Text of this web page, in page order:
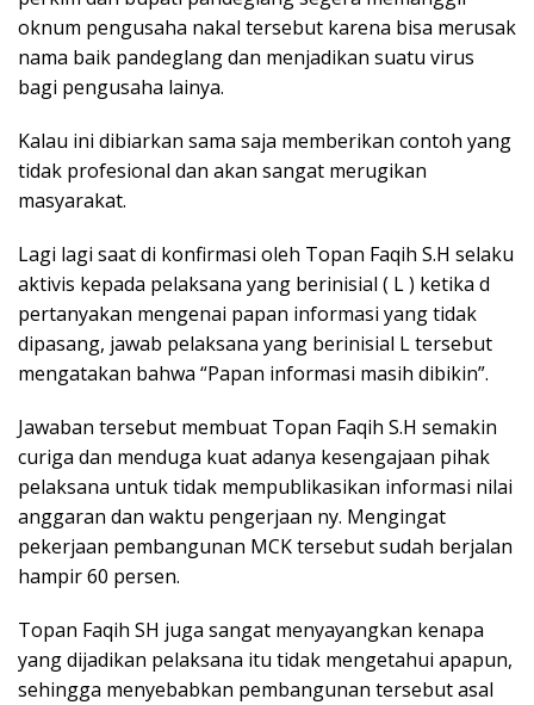
oknum pengusaha nakal tersebut karena bisa merusak
nama baik pandeglang dan menjadikan suatu virus
bagi pengusaha lainya.
Kalau ini dibiarkan sama saja memberikan contoh yang
tidak profesional dan akan sangat merugikan
masyarakat.
Lagi lagi saat di konfirmasi oleh Topan Faqih S.H selaku
aktivis kepada pelaksana yang berinisial ( L ) ketika d
pertanyakan mengenai papan informasi yang tidak
dipasang, jawab pelaksana yang berinisial L tersebut
mengatakan bahwa “Papan informasi masih dibikin”.
Jawaban tersebut membuat Topan Faqih S.H semakin
curiga dan menduga kuat adanya kesengajaan pihak
pelaksana untuk tidak mempublikasikan informasi nilai
anggaran dan waktu pengerjaan ny. Mengingat
pekerjaan pembangunan MCK tersebut sudah berjalan
hampir 60 persen.
Topan Faqih SH juga sangat menyayangkan kenapa
yang dijadikan pelaksana itu tidak mengetahui apapun,
sehingga menyebabkan pembangunan tersebut asal